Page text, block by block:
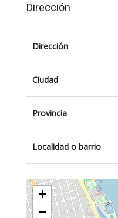
Dirección
Dirección
Ciudad
Provincia
Localidad o barrio
+
−